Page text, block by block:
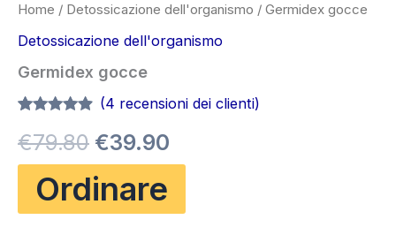
Home / Detossicazione dell'organismo / Germidex gocce
Detossicazione dell'organismo
Germidex gocce
su 5 su
base di
recensioni
(4 recensioni dei clienti)
€79.80 Il
prezzo
originale
€39.90
attuale
Ordinare